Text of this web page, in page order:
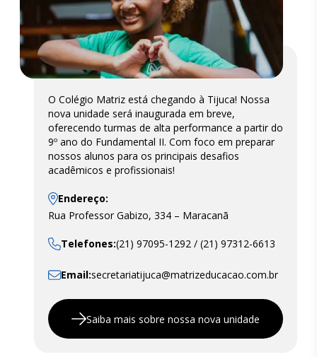
O Colégio Matriz está chegando à Tijuca! Nossa
nova unidade será inaugurada em breve,
oferecendo turmas de alta performance a partir do
9º ano do Fundamental II. Com foco em preparar
nossos alunos para os principais desafios
acadêmicos e profissionais!
Endereço:
Rua Professor Gabizo, 334 – Maracanã
Telefones:(21) 97095-1292 / (21) 97312-6613
Email:secretariatijuca@matrizeducacao.com.br
Saiba mais sobre nossa nova unidade